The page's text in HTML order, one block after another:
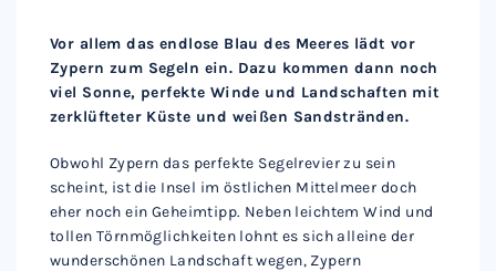
Vor allem das endlose Blau des Meeres lädt vor
Zypern zum Segeln ein. Dazu kommen dann noch
viel Sonne, perfekte Winde und Landschaften mit
zerklüfteter Küste und weißen Sandstränden.
Obwohl Zypern das perfekte Segelrevier zu sein
scheint, ist die Insel im östlichen Mittelmeer doch
eher noch ein Geheimtipp. Neben leichtem Wind und
tollen Törnmöglichkeiten lohnt es sich alleine der
wunderschönen Landschaft wegen, Zypern